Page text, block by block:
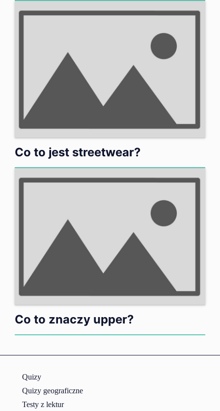
Co to jest streetwear?
Co to znaczy upper?
Quizy
Quizy geograficzne
Testy z lektur